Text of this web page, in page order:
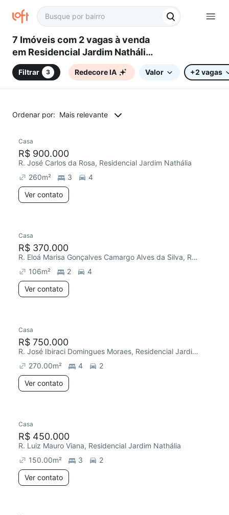
7 Imóveis com 2 vagas à venda
em Residencial Jardim Nathália,
Sorocaba, SP
Filtrar 3 Redecore IA Valor +2 vagas
Ordenar por: Mais relevante
Casa
R$ 900.000
R. José Carlos da Rosa, Residencial Jardim Nathália
260m² 3
4
Ver contato
Casa
R$ 370.000
R. Eloá Marisa Gonçalves Camargo Alves da Silva, Residencial Jardim Nathália
106m² 2
4
Ver contato
Casa
R$ 750.000
R. José Ibiraci Domingues Moraes, Residencial Jardim Nathália
270.00m² 4
2
Ver contato
Casa
R$ 450.000
R. Luiz Mauro Viana, Residencial Jardim Nathália
150.00m² 3
2
Ver contato